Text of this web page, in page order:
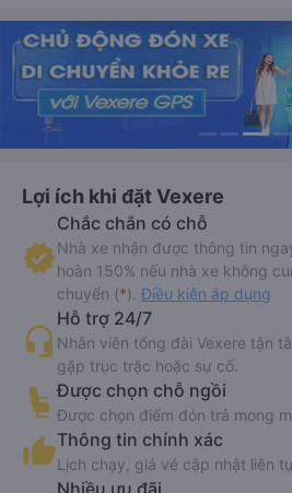
Lợi ích khi đặt Vexere
Chắc chắn có chỗ
Nhà xe nhận được thông tin
hoàn 150% nếu nhà xe không
chuyển (*). Điều kiện áp dụng
Hỗ trợ 24/7
Nhân viên tổng đài Vexere tận
gặp trục trặc hoặc sự cố.
Được chọn chỗ ngồi
Được chọn điểm đón trả mong
Thông tin chính xác
Lịch chạy, giá vé cập nhật liên